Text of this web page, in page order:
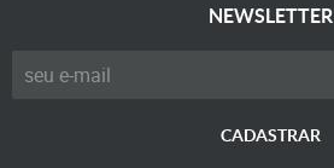
NEWSLETTER
CADASTRAR